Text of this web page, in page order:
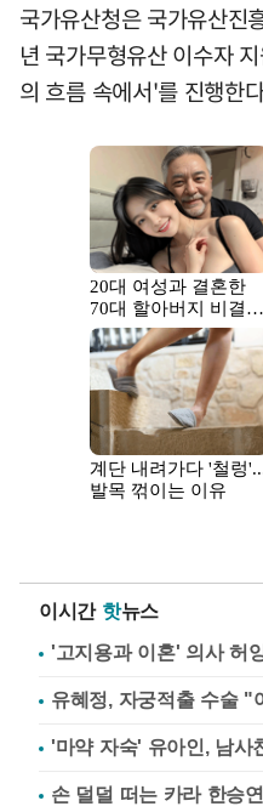
국가유산청은 국가유산
년 국가무형유산 이수자
의 흐름 속에서'를 진행한
이시간 핫뉴스
'고지용과 이혼' 의사 허
유혜정, 자궁적출 수술
'마약 자숙' 유아인, 남사
손 덜덜 떠는 카라 한승